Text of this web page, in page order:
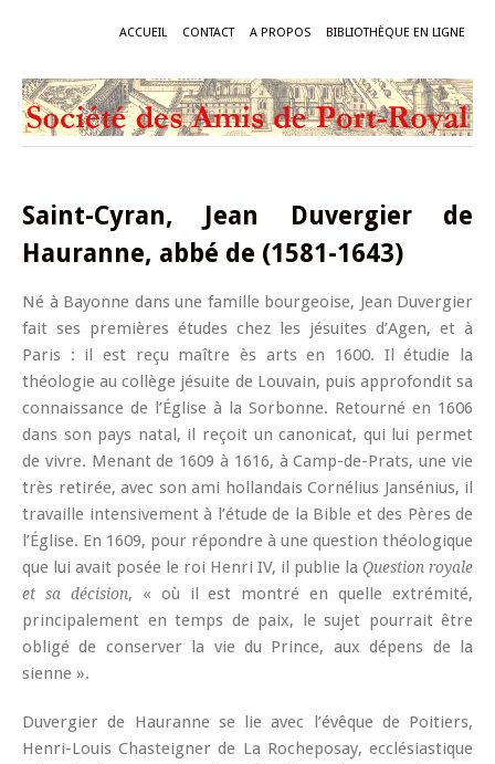
ACCUEIL CONTACT A PROPOS BIBLIOTHÈQUE EN LIGNE
Saint-Cyran, Jean Duvergier de
Hauranne, abbé de (1581-1643)
Né à Bayonne dans une famille bourgeoise, Jean Duvergier
fait ses premières études chez les jésuites d’Agen, et à
Paris : il est reçu maître ès arts en 1600. Il étudie la
théologie au collège jésuite de Louvain, puis approfondit sa
connaissance de l’Église à la Sorbonne. Retourné en 1606
dans son pays natal, il reçoit un canonicat, qui lui permet
de vivre. Menant de 1609 à 1616, à Camp-de-Prats, une vie
très retirée, avec son ami hollandais Cornélius Jansénius, il
travaille intensivement à l’étude de la Bible et des Pères de
l’Église. En 1609, pour répondre à une question théologique
que lui avait posée le roi Henri IV, il publie la Question royale
et sa décision, « où il est montré en quelle extrémité,
principalement en temps de paix, le sujet pourrait être
obligé de conserver la vie du Prince, aux dépens de la
sienne ».
Duvergier de Hauranne se lie avec l’évêque de Poitiers,
Henri-Louis Chasteigner de La Rocheposay, ecclésiastique